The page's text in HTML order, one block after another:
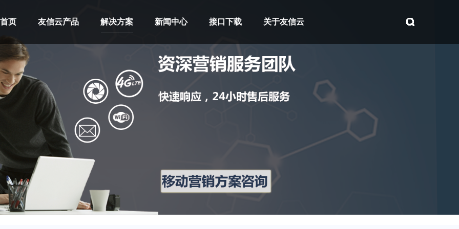
页 友信云产品 解决方案 新闻中心 接口下载 关于友信云